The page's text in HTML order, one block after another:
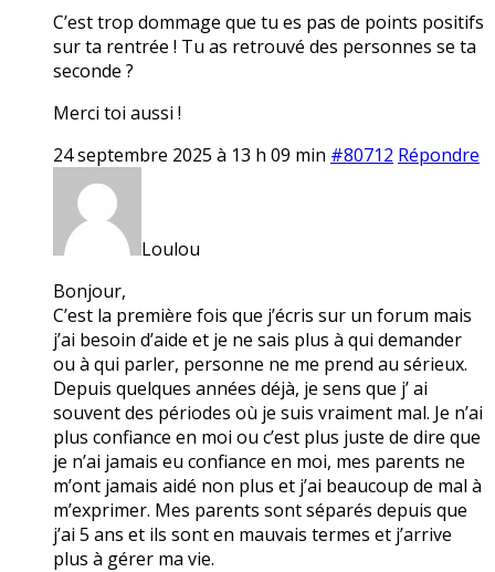
C’est trop dommage que tu es pas de points positifs
sur ta rentrée ! Tu as retrouvé des personnes se ta
seconde ?
Merci toi aussi !
24 septembre 2025 à 13 h 09 min #80712 Répondre
Loulou
Bonjour,
C’est la première fois que j’écris sur un forum mais
j’ai besoin d’aide et je ne sais plus à qui demander
ou à qui parler, personne ne me prend au sérieux.
Depuis quelques années déjà, je sens que j’ ai
souvent des périodes où je suis vraiment mal. Je n’ai
plus confiance en moi ou c’est plus juste de dire que
je n’ai jamais eu confiance en moi, mes parents ne
m’ont jamais aidé non plus et j’ai beaucoup de mal à
m’exprimer. Mes parents sont séparés depuis que
j’ai 5 ans et ils sont en mauvais termes et j’arrive
plus à gérer ma vie.